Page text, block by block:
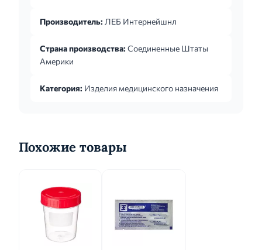
Производитель: ЛЕБ Интернейшнл
Страна производства: Соединенные Штаты
Америки
Категория: Изделия медицинского назначения
Похожие товары